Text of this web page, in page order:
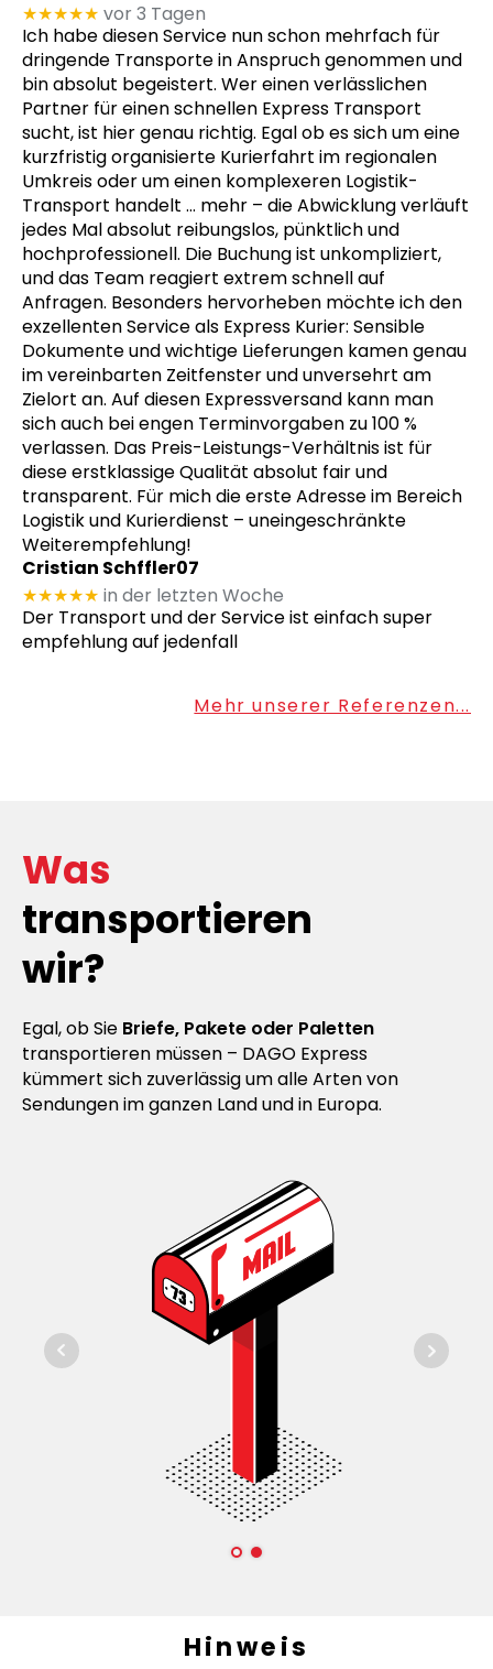
★★★★★ vor 3 Tagen
Ich habe diesen Service nun schon mehrfach für
dringende Transporte in Anspruch genommen und
bin absolut begeistert. Wer einen verlässlichen
Partner für einen schnellen Express Transport
sucht, ist hier genau richtig. Egal ob es sich um eine
kurzfristig organisierte Kurierfahrt im regionalen
Umkreis oder um einen komplexeren Logistik-
Transport handelt … mehr – die Abwicklung verläuft
jedes Mal absolut reibungslos, pünktlich und
hochprofessionell. Die Buchung ist unkompliziert,
und das Team reagiert extrem schnell auf
Anfragen. Besonders hervorheben möchte ich den
exzellenten Service als Express Kurier: Sensible
Dokumente und wichtige Lieferungen kamen genau
im vereinbarten Zeitfenster und unversehrt am
Zielort an. Auf diesen Expressversand kann man
sich auch bei engen Terminvorgaben zu 100 %
verlassen. Das Preis-Leistungs-Verhältnis ist für
diese erstklassige Qualität absolut fair und
transparent. Für mich die erste Adresse im Bereich
Logistik und Kurierdienst – uneingeschränkte
Weiterempfehlung!
Cristian Schffler07
★★★★★ in der letzten Woche
Der Transport und der Service ist einfach super
empfehlung auf jedenfall
Mehr unserer Referenzen...
Was
transportieren
wir?
Egal, ob Sie Briefe, Pakete oder Paletten
transportieren müssen – DAGO Express
kümmert sich zuverlässig um alle Arten von
Sendungen im ganzen Land und in Europa.
Hinweis